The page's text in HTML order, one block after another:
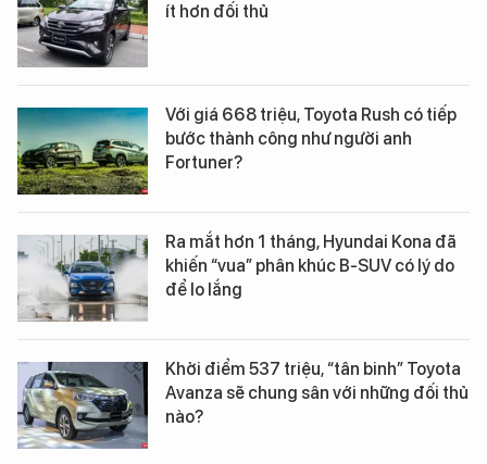
ít hơn đối thủ
Với giá 668 triệu, Toyota Rush có tiếp
bước thành công như người anh
Fortuner?
Ra mắt hơn 1 tháng, Hyundai Kona đã
khiến “vua” phân khúc B-SUV có lý do
để lo lắng
Khởi điểm 537 triệu, “tân binh” Toyota
Avanza sẽ chung sân với những đối thủ
nào?